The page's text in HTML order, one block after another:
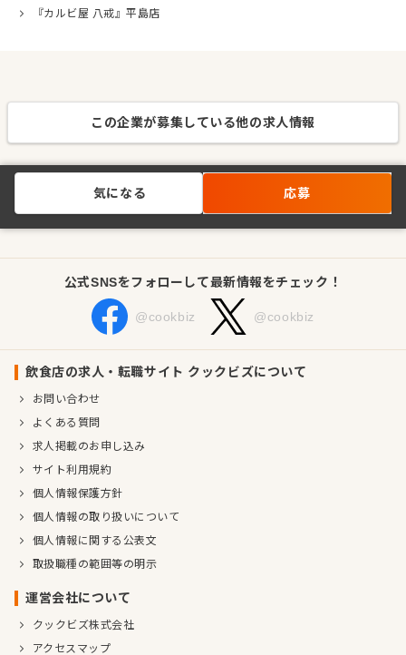
『カルビ屋 八戒』平島店
この企業が募集している他の求人情報
気になる 応募
公式SNSをフォローして最新情報をチェック！
@cookbiz @cookbiz
飲食店の求人・転職サイト クックビズについて
お問い合わせ
よくある質問
求人掲載のお申し込み
サイト利用規約
個人情報保護方針
個人情報の取り扱いについて
個人情報に関する公表文
取扱職種の範囲等の明示
運営会社について
クックビズ株式会社
アクセスマップ